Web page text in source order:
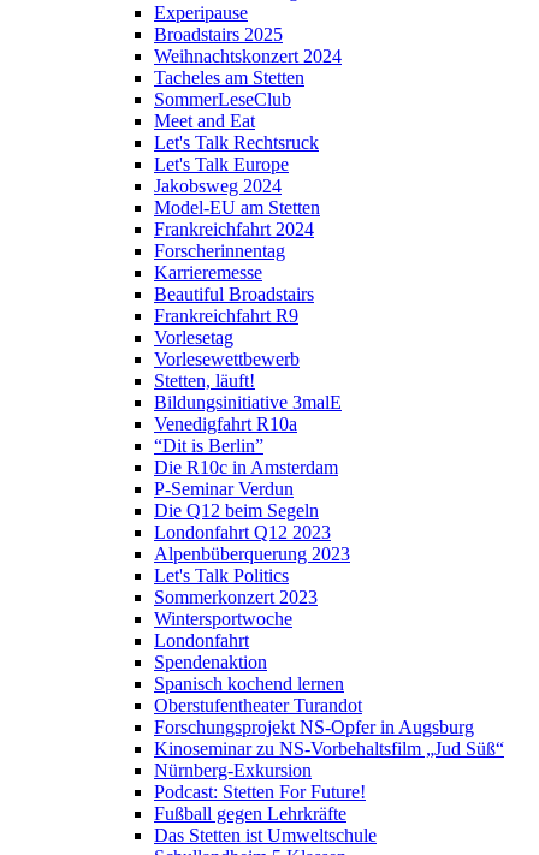
Experipause
Broadstairs 2025
Weihnachtskonzert 2024
Tacheles am Stetten
SommerLeseClub
Meet and Eat
Let's Talk Rechtsruck
Let's Talk Europe
Jakobsweg 2024
Model-EU am Stetten
Frankreichfahrt 2024
Forscherinnentag
Karrieremesse
Beautiful Broadstairs
Frankreichfahrt R9
Vorlesetag
Vorlesewettbewerb
Stetten, läuft!
Bildungsinitiative 3malE
Venedigfahrt R10a
“Dit is Berlin”
Die R10c in Amsterdam
P-Seminar Verdun
Die Q12 beim Segeln
Londonfahrt Q12 2023
Alpenbüberquerung 2023
Let's Talk Politics
Sommerkonzert 2023
Wintersportwoche
Londonfahrt
Spendenaktion
Spanisch kochend lernen
Oberstufentheater Turandot
Forschungsprojekt NS-Opfer in Augsburg
Kinoseminar zu NS-Vorbehaltsfilm „Jud Süß“
Nürnberg-Exkursion
Podcast: Stetten For Future!
Fußball gegen Lehrkräfte
Das Stetten ist Umweltschule